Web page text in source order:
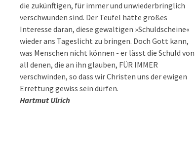
die zukünftigen, für immer und unwiederbringlich
verschwunden sind. Der Teufel hätte großes
Interesse daran, diese gewaltigen »Schuldscheine«
wieder ans Tageslicht zu bringen. Doch Gott kann,
was Menschen nicht können - er lässt die Schuld von
all denen, die an ihn glauben, FÜR IMMER
verschwinden, so dass wir Christen uns der ewigen
Errettung gewiss sein dürfen.
Hartmut Ulrich